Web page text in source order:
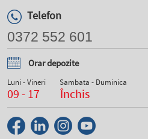
Telefon
0372 552 601
Orar depozite
Luni - Vineri
09 - 17
Sambata - Duminica
Închis